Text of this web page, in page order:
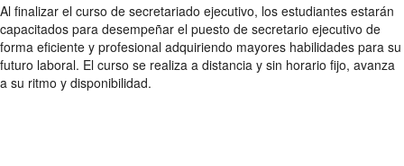
Al finalizar el curso de secretariado ejecutivo, los estudiantes estarán
capacitados para desempeñar el puesto de secretario ejecutivo de
forma eficiente y profesional adquiriendo mayores habilidades para su
futuro laboral. El curso se realiza a distancia y sin horario fijo, avanza
a su ritmo y disponibilidad.